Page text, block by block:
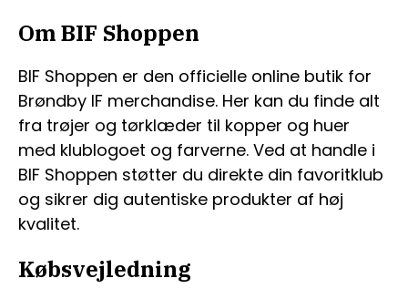
Om BIF Shoppen
BIF Shoppen er den officielle online butik for
Brøndby IF merchandise. Her kan du finde alt
fra trøjer og tørklæder til kopper og huer
med klublogoet og farverne. Ved at handle i
BIF Shoppen støtter du direkte din favoritklub
og sikrer dig autentiske produkter af høj
kvalitet.
Købsvejledning